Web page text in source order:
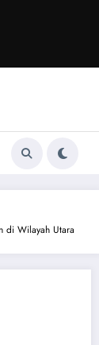
di Wilayah Utara